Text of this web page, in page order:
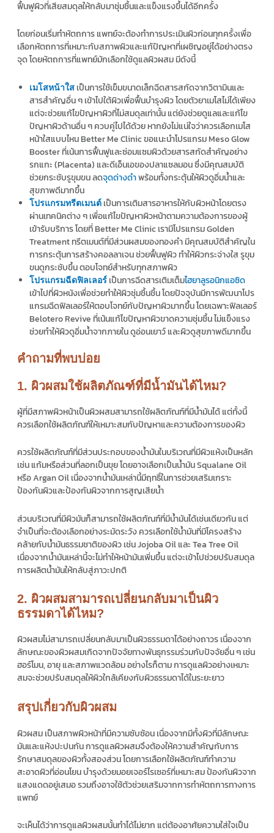
ฟื้นฟูผิวที่เสียสมดุลให้กลับมาชุ่มชื้นและแข็งแรงขึ้นได้อีกครั้ง
โดยก่อนเริ่มทำหัตถการ แพทย์จะต้องทำการประเมินผิวก่อนทุกครั้งเพื่อ
เลือกหัตถการที่เหมาะกับสภาพผิวและแก้ปัญหาที่เผชิญอยู่ได้อย่างตรง
จุด โดยหัตถการที่แพทย์มักเลือกใช้ดูแลผิวผสม มีดังนี้
เมโสหน้าใส เป็นการใช้เข็มขนาดเล็กฉีดสารสกัดจากวิตามินและ
สารสำคัญอื่น ๆ เข้าไปใต้ผิวเพื่อฟื้นบำรุงผิว โดยตัวยาเมโสไม่ได้เพียง
แต่จะช่วยแก้ไขปัญหาผิวที่ไม่สมดุลเท่านั้น แต่ยังช่วยดูแลและแก้ไข
ปัญหาผิวด้านอื่น ๆ ควบคู่ไปได้ด้วย หากยังไม่แน่ใจว่าควรเลือกเมโส
หน้าใสแบบไหน Better Me Clinic ขอแนะนำโปรแกรม Meso Glow
Booster ที่เน้นการฟื้นฟูและซ่อมแซมผิวด้วยสารสกัดสำคัญอย่าง
รกแกะ (Placenta) และดีเอ็นเอของปลาแซลมอน ซึ่งมีคุณสมบัติ
ช่วยกระชับรูขุมขน ลดจุดด่างดำพร้อมทั้งกระตุ้นให้ผิวดูอิ่มน้ำและ
สุขภาพดีมากขึ้น
โปรแกรมทรีตเมนต์ เป็นการเติมสารอาหารให้กับผิวหน้าโดยตรง
ผ่านเทคนิคต่าง ๆ เพื่อแก้ไขปัญหาผิวหน้าตามความต้องการของผู้
เข้ารับบริการ โดยที่ Better Me Clinic เรามีโปรแกรม Golden
Treatment ทรีตเมนต์ที่มีส่วนผสมของทองคำ มีคุณสมบัติสำคัญใน
การกระตุ้นการสร้างคอลลาเจน ช่วยฟื้นฟูผิว ทำให้ผิวกระจ่างใส รูขุม
ขนดูกระชับขึ้น ตอบโจทย์สำหรับทุกสภาพผิว
โปรแกรมฉีดฟิลเลอร์ เป็นการฉีดสารเติมเต็มไฮยาลูรอนิกแอซิด
เข้าไปที่ผิวหนังเพื่อช่วยทำให้ผิวชุ่มชื้นชื้น โดยปัจจุบันมีการพัฒนาโปร
แกรมฉีดฟิลเลอร์ให้ตอบโจทย์กับปัญหาผิวมากขึ้น โดยเฉพาะฟิลเลอร์
Belotero Revive ที่เน้นแก้ไขปัญหาผิวขาดความชุ่มชื้น ไม่แข็งแรง
ช่วยทำให้ผิวดูอิ่มน้ำจากภายใน ดูอ่อนเยาว์ และผิวดูสุขภาพดีมากขึ้น
คำถามที่พบบ่อย
1. ผิวผสมใช้ผลิตภัณฑ์ที่มีน้ำมันได้ไหม?
ผู้ที่มีสภาพผิวหน้าเป็นผิวผสมสามารถใช้ผลิตภัณฑ์ที่มีน้ำมันได้ แต่ทั้งนี้
ควรเลือกใช้ผลิตภัณฑ์ให้เหมาะสมกับปัญหาและความต้องการของผิว
ควรใช้ผลิตภัณฑ์ที่มีส่วนประกอบของน้ำมันในบริเวณที่มีผิวแห้งเป็นหลัก
เช่น แก้มหรือส่วนที่ลอกเป็นขุย โดยอาจเลือกเป็นน้ำมัน Squalane Oil
หรือ Argan Oil เนื่องจากน้ำมันเหล่านี้มีฤทธิ์ในการช่วยเสริมเกราะ
ป้องกันผิวและป้องกันผิวจากการสูญเสียน้ำ
ส่วนบริเวณที่มีผิวมันก็สามารถใช้ผลิตภัณฑ์ที่มีน้ำมันได้เช่นเดียวกัน แต่
จำเป็นที่จะต้องเลือกอย่างระมัดระวัง ควรเลือกใช้น้ำมันที่มีโครงสร้าง
คล้ายกับน้ำมันธรรมชาติของผิว เช่น Jojoba Oil และ Tea Tree Oil
เนื่องจากน้ำมันเหล่านี้จะไม่ทำให้หน้ามันเพิ่มขึ้น แต่จะเข้าไปช่วยปรับสมดุล
การผลิตน้ำมันให้กลับสู่ภาวะปกติ
2. ผิวผสมสามารถเปลี่ยนกลับมาเป็นผิว
ธรรมดาได้ไหม?
ผิวผสมไม่สามารถเปลี่ยนกลับมาเป็นผิวธรรมดาได้อย่างถาวร เนื่องจาก
ลักษณะของผิวผสมเกิดจากปัจจัยทางพันธุกรรมร่วมกับปัจจัยอื่น ๆ เช่น
ฮอร์โมน, อายุ และสภาพแวดล้อม อย่างไรก็ตาม การดูแลผิวอย่างเหมาะ
สมจะช่วยปรับสมดุลให้ผิวใกล้เคียงกับผิวธรรมดาได้ในระยะยาว
สรุปเกี่ยวกับผิวผสม
ผิวผสม เป็นสภาพผิวหน้าที่มีความซับซ้อน เนื่องจากมีทั้งผิวที่มีลักษณะ
มันและแห้งปะปนกัน การดูแลผิวผสมจึงต้องให้ความสำคัญกับการ
รักษาสมดุลของผิวทั้งสองส่วน โดยการเลือกใช้ผลิตภัณฑ์ทำความ
สะอาดผิวที่อ่อนโยน บำรุงด้วยมอยเจอร์ไรเซอร์ที่เหมาะสม ป้องกันผิวจาก
แสงแดดอยู่เสมอ รวมถึงอาจใช้ตัวช่วยเสริมจากการทำหัตถการทางการ
แพทย์
จะเห็นได้ว่าการดูแลผิวผสมนั้นทำได้ไม่ยาก แต่ต้องอาศัยความใส่ใจเป็น